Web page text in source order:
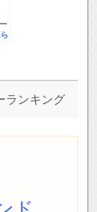
ランキング